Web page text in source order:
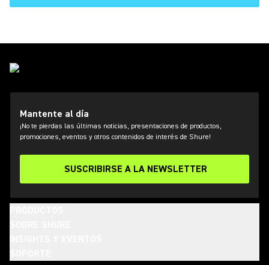
Mantente al día
¡No te pierdas las últimas noticias, presentaciones de productos,
promociones, eventos y otros contenidos de interés de Shure!
SUSCRIBIRSE A LA NEWSLETTER